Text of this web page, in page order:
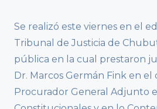
Se realizó este viernes en el
Tribunal de Justicia de
pública en la cual prestaron
Dr. Marcos Germán Fink en el
Procurador General Adjunto